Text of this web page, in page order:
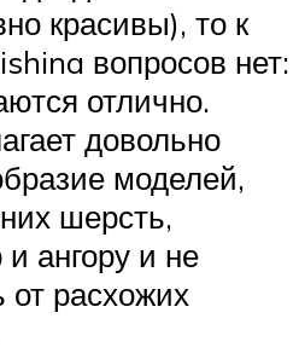
красивы), то к
вопросов нет:
отлично.
довольно
моделей,
шерсть,
ангору и не
от расхожих